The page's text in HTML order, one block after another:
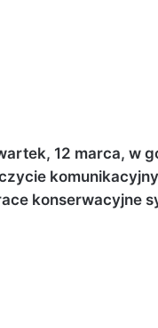
12 marca, w
konserwacyjne